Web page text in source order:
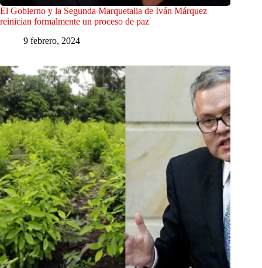
El Gobierno y la Segunda Marquetalia de Iván Márquez
reinician formalmente un proceso de paz
9 febrero, 2024